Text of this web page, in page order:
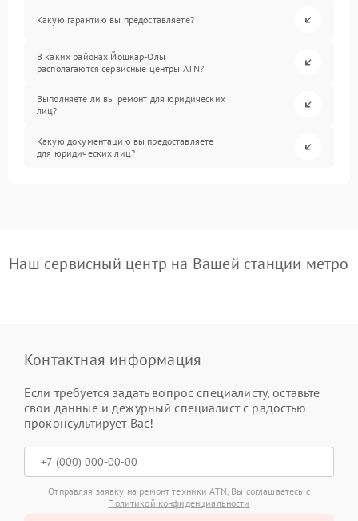
Какую гарантию вы предоставляете?
В каких районах Йошкар-Олы
располагаются сервисные центры ATN?
Выполняете ли вы ремонт для юридических
лиц?
Какую документацию вы предоставляете
для юридических лиц?
Наш сервисный центр на Вашей станции метро
Контактная информация
Если требуется задать вопрос специалисту, оставьте
свои данные и дежурный специалист с радостью
проконсультирует Вас!
Отправляя заявку на ремонт техники ATN, Вы соглашаетесь с
Политикой конфиденциальности